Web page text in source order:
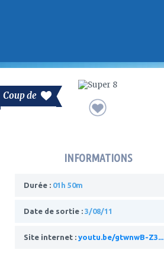
Coup de
INFORMATIONS
Durée : 01h 50m
Date de sortie : 3/08/11
Site internet : youtu.be/gtwnwB-Z3...